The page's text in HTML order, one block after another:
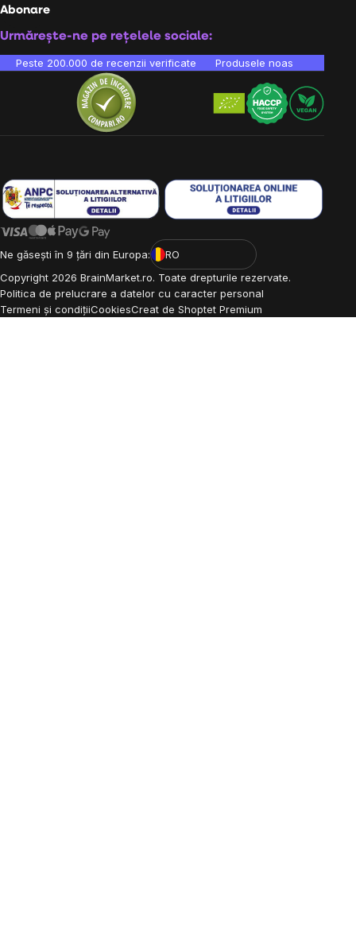
Abonare
Urmărește-ne pe rețelele sociale:
Peste 200.000 de recenzii verificate Produsele noastre sunt
Ne găsești în 9 țări din Europa:
RO
Copyright 2026 BrainMarket.ro. Toate drepturile rezervate.
Politica de prelucrare a datelor cu caracter personal
Termeni și condițiiCookiesCreat de Shoptet Premium